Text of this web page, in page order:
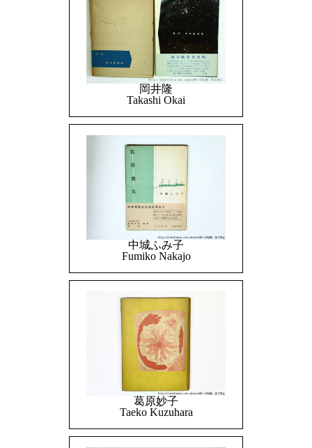
岡井隆
Takashi Okai
中城ふみ子
Fumiko Nakajo
葛原妙子
Taeko Kuzuhara